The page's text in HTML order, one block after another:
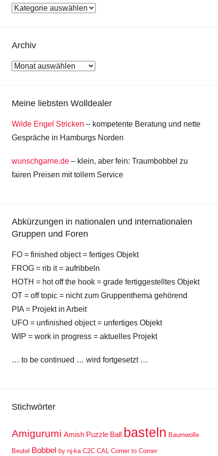
Kategorien
Archiv
Archiv
Meine liebsten Wolldealer
Wilde Engel Stricken – kompetente Beratung und nette
Gespräche in Hamburgs Norden
wunschgarne.de – klein, aber fein: Traumbobbel zu
fairen Preisen mit tollem Service
Abkürzungen in nationalen und internationalen
Gruppen und Foren
FO = finished object = fertiges Objekt
FROG = rib it = aufribbeln
HOTH = hot off the hook = grade fertiggestelltes Objekt
OT = off topic = nicht zum Gruppenthema gehörend
PIA = Projekt in Arbeit
UFO = unfinished object = unfertiges Objekt
WIP = work in progress = aktuelles Projekt
… to be continued … wird fortgesetzt …
Stichwörter
Amigurumi Amish Puzzle Ball basteln Baumwolle
Beutel Bobbel by nj-ka C2C CAL Corner to Corner